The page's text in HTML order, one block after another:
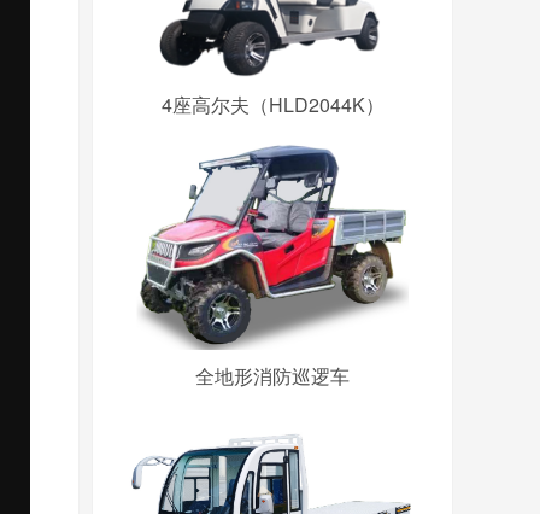
4座高尔夫（HLD2044K）
全地形消防巡逻车